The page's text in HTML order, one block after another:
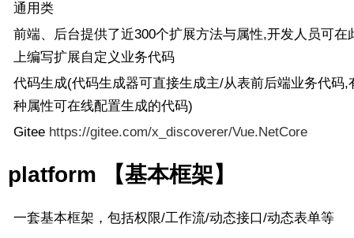
通用类
前端、后台提供了近300个扩展方法与属性,开发人员可在
上编写扩展自定义业务代码
代码生成(代码生成器可直接生成主/从表前后端业务代码,
种属性可在线配置生成的代码)
Gitee https://gitee.com/x_discoverer/Vue.NetCore
platform 【基本框架】
一套基本框架，包括权限/工作流/动态接口/动态表单等